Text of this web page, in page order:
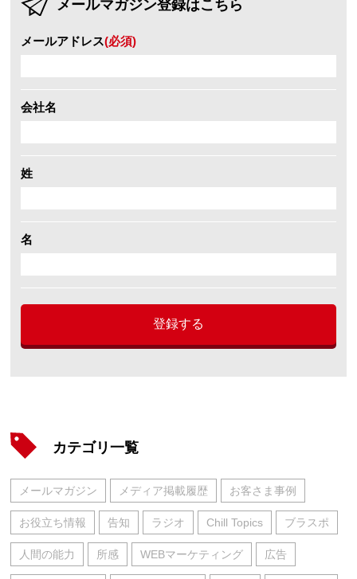
メールマガジン登録はこちら
メールアドレス(必須)
会社名
姓
名
登録する
カテゴリ一覧
メールマガジン メディア掲載履歴 お客さま事例
お役立ち情報 告知 ラジオ Chill Topics ブラスポ
人間の能力 所感 WEBマーケティング 広告